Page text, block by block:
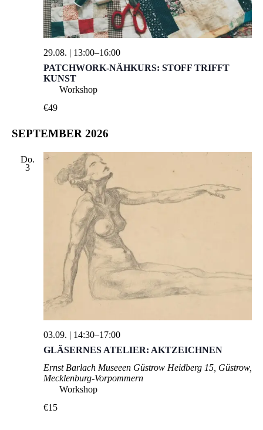
PATCHWORK-NÄHKURS: STOFF TRIFFT
KUNST
29.08. | 13:00–16:00
Workshop
€49
SEPTEMBER 2026
Do.
3
GLÄSERNES ATELIER: AKTZEICHNEN
03.09. | 14:30–17:00
Ernst Barlach Museeen Güstrow Heidberg 15, Güstrow,
Mecklenburg-Vorpommern
Workshop
€15